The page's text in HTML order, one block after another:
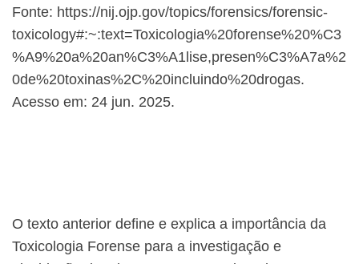
Fonte: https://nij.ojp.gov/topics/forensics/forensic-
toxicology#:~:text=Toxicologia%20forense%20%C3
%A9%20a%20an%C3%A1lise,presen%C3%A7a%2
0de%20toxinas%2C%20incluindo%20drogas.
Acesso em: 24 jun. 2025.
O texto anterior define e explica a importância da
Toxicologia Forense para a investigação e